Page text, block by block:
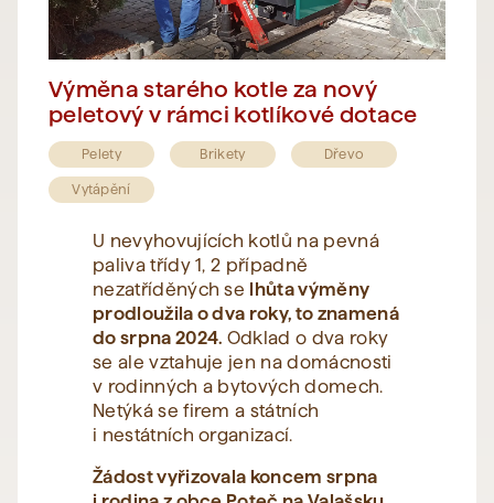
Výměna starého kotle za nový
peletový v rámci kotlíkové dotace
Pelety Brikety Dřevo
Vytápění
U nevyhovujících kotlů na pevná
paliva třídy 1, 2 případně
nezatříděných se
lhůta výměny
prodloužila o dva roky, to znamená
do srpna 2024. Odklad o dva roky
se ale vztahuje jen na domácnosti
v rodinných a bytových domech.
Netýká se firem a státních
i nestátních organizací.
Žádost vyřizovala koncem srpna